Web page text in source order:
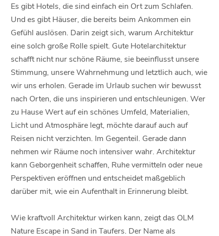
Es gibt Hotels, die sind einfach ein Ort zum Schlafen.
Und es gibt Häuser, die bereits beim Ankommen ein
Gefühl auslösen. Darin zeigt sich, warum Architektur
eine solch große Rolle spielt. Gute Hotelarchitektur
schafft nicht nur schöne Räume, sie beeinflusst unsere
Stimmung, unsere Wahrnehmung und letztlich auch, wie
wir uns erholen. Gerade im Urlaub suchen wir bewusst
nach Orten, die uns inspirieren und entschleunigen. Wer
zu Hause Wert auf ein schönes Umfeld, Materialien,
Licht und Atmosphäre legt, möchte darauf auch auf
Reisen nicht verzichten. Im Gegenteil. Gerade dann
nehmen wir Räume noch intensiver wahr. Architektur
kann Geborgenheit schaffen, Ruhe vermitteln oder neue
Perspektiven eröffnen und entscheidet maßgeblich
darüber mit, wie ein Aufenthalt in Erinnerung bleibt.
Wie kraftvoll Architektur wirken kann, zeigt das OLM
Nature Escape in Sand in Taufers. Der Name als